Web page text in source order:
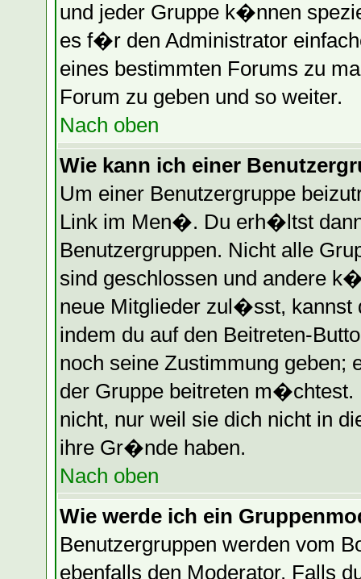
und jeder Gruppe k�nnen
es f�r den Administrator
eines bestimmten Forums zu
Forum zu geben und so weiter.
Nach oben
Wie kann ich einer
Um einer Benutzergruppe
Link im Men�. Du erh�ltst
Benutzergruppen. Nicht alle
sind geschlossen und andere
neue Mitglieder zul�sst, kannst
indem du auf den Beitreten-
noch seine Zustimmung
der Gruppe beitreten m�chtest.
nicht, nur weil sie dich nicht in
ihre Gr�nde haben.
Nach oben
Wie werde ich ein
Benutzergruppen werden vom
ebenfalls den Moderator. Falls